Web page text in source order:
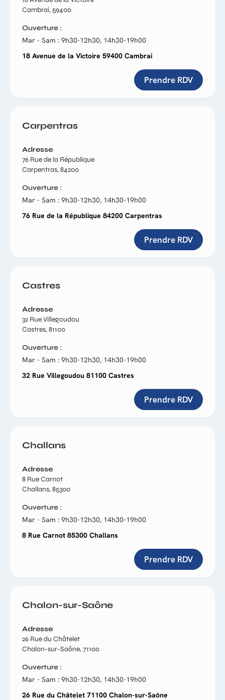
Cambrai, 59400
Ouverture
Mar - Sam : 9h30-12h30, 14h30-19h00
18 Avenue de la Victoire 59400 Cambrai
Prendre RDV
Carpentras
Adresse
76 Rue de la République
Carpentras, 84200
Ouverture
Mar - Sam : 9h30-12h30, 14h30-19h00
76 Rue de la République 84200 Carpentras
Prendre RDV
Castres
Adresse
32 Rue Villegoudou
Castres, 81100
Ouverture
Mar - Sam : 9h30-12h30, 14h30-19h00
32 Rue Villegoudou 81100 Castres
Prendre RDV
Challans
Adresse
8 Rue Carnot
Challans, 85300
Ouverture
Mar - Sam : 9h30-12h30, 14h30-19h00
8 Rue Carnot 85300 Challans
Prendre RDV
Chalon-sur-Saône
Adresse
26 Rue du Châtelet
Chalon-sur-Saône, 71100
Ouverture
Mar - Sam : 9h30-12h30, 14h30-19h00
26 Rue du Châtelet 71100 Chalon-sur-Saône